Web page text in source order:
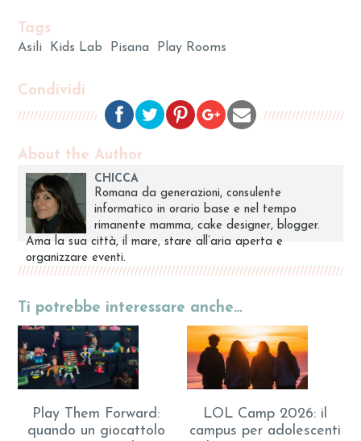
Tags
Asili Kids Lab Pisana Play Rooms
Condividi
About the Author
CHICCA
Romana da generazioni, consulente
informatico in orario base e nel tempo
rimanente mamma, cake designer, blogger.
Ama la sua città, il mare, stare all’aria aperta e
organizzare eventi.
Ti potrebbe interessare anche…
Play Them Forward:
quando un giocattolo
LOL Camp 2026: il
campus per adolescenti